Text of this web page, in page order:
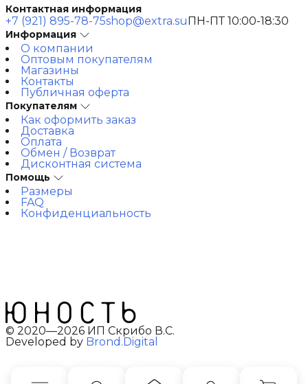
Контактная информация
+7 (921) 895-78-75shop@extra.suПН-ПТ 10:00-18:30
Информация
О компании
Оптовым покупателям
Магазины
Контакты
Публичная оферта
Покупателям
Как оформить заказ
Доставка
Оплата
Обмен / Возврат
Дисконтная система
Помощь
Размеры
FAQ
Конфиденциальность
© 2020—2026 ИП Скрибо В.С.
Developed by Brond.Digital